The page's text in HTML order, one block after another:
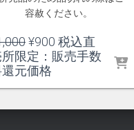
容赦ください。
元
の
価
¥1,000
¥900 現
在
は
税込直
限定：販売手数
元価格